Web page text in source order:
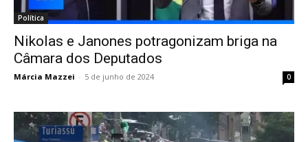
Política
Nikolas e Janones potragonizam briga na
Câmara dos Deputados
Márcia Mazzei - 5 de junho de 2024 0